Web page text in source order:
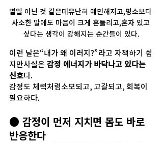
별일 아닌 것 같은데유난히 예민해지고,평소보다
사소한 말에도 마음이 크게 흔들리고,혼자 있고
싶다는 생각이 강해지는 순간들이 있다.
이런 날은“내가 왜 이러지?”라고 자책하기 쉽
지만사실은 감정 에너지가 바닥나고 있다는
신호다.
감정도 체력처럼소모되고, 고갈되고, 회복이
필요하다.
● 감정이 먼저 지치면 몸도 바로
반응한다